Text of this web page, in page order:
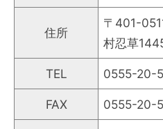
住所
〒401-
村忍草
TEL 0555-20-
FAX 0555-20-